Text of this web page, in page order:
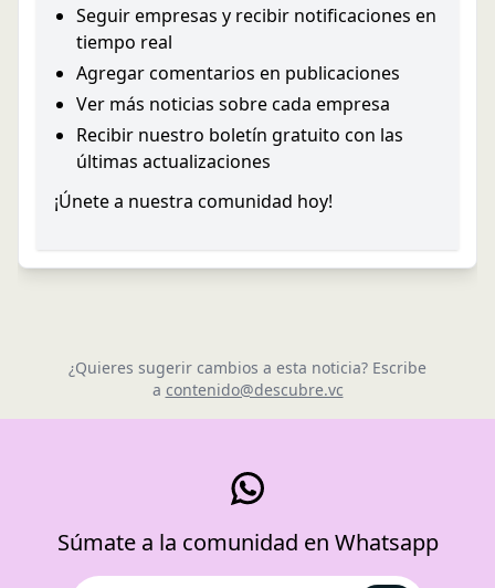
Seguir empresas y recibir notificaciones en
tiempo real
Agregar comentarios en publicaciones
Ver más noticias sobre cada empresa
Recibir nuestro boletín gratuito con las
últimas actualizaciones
¡Únete a nuestra comunidad hoy!
¿Quieres sugerir cambios a esta noticia? Escribe
a contenido@descubre.vc
Súmate a la comunidad en Whatsapp